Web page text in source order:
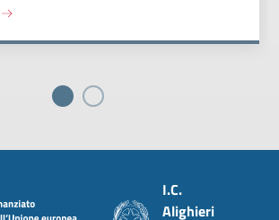
ABOUT AVVISI DI SELEZIONE E
I.C.
Alighieri